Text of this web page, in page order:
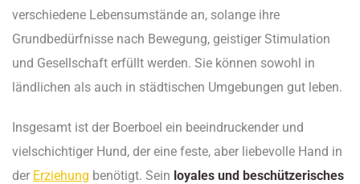
verschiedene Lebensumstände an, solange ihre
Grundbedürfnisse nach Bewegung, geistiger Stimulation
und Gesellschaft erfüllt werden. Sie können sowohl in
ländlichen als auch in städtischen Umgebungen gut leben.
Insgesamt ist der Boerboel ein beeindruckender und
vielschichtiger Hund, der eine feste, aber liebevolle Hand in
der Erziehung benötigt. Sein loyales und beschützerisches